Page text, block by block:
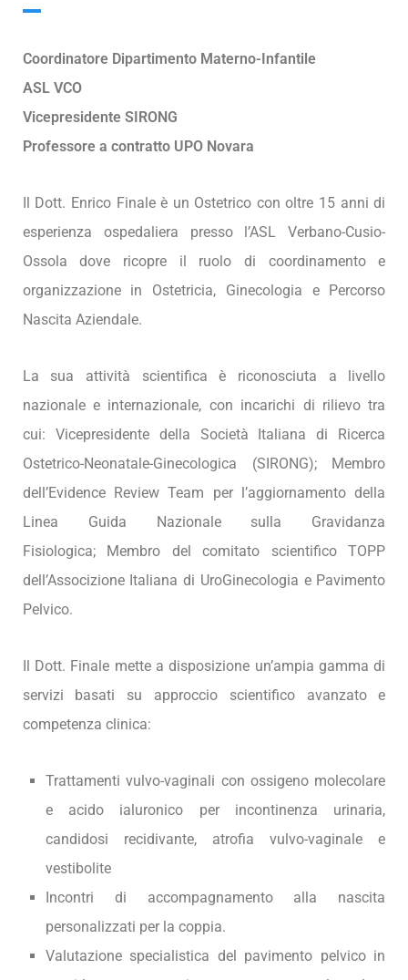
Coordinatore Dipartimento Materno-Infantile
ASL VCO
Vicepresidente SIRONG
Professore a contratto UPO Novara
Il Dott. Enrico Finale è un Ostetrico con oltre 15 anni di
esperienza ospedaliera presso l’ASL Verbano-Cusio-
Ossola dove ricopre il ruolo di coordinamento e
organizzazione in Ostetricia, Ginecologia e Percorso
Nascita Aziendale.
La sua attività scientifica è riconosciuta a livello
nazionale e internazionale, con incarichi di rilievo tra
cui: Vicepresidente della Società Italiana di Ricerca
Ostetrico-Neonatale-Ginecologica (SIRONG); Membro
dell’Evidence Review Team per l’aggiornamento della
Linea Guida Nazionale sulla Gravidanza
Fisiologica; Membro del comitato scientifico TOPP
dell’Associzione Italiana di UroGinecologia e Pavimento
Pelvico.
Il Dott. Finale mette a disposizione un’ampia gamma di
servizi basati su approccio scientifico avanzato e
competenza clinica:
Trattamenti vulvo-vaginali con ossigeno molecolare
e acido ialuronico per incontinenza urinaria,
candidosi recidivante, atrofia vulvo-vaginale e
vestibolite
Incontri di accompagnamento alla nascita
personalizzati per la coppia.
Valutazione specialistica del pavimento pelvico in